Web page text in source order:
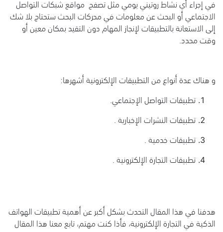
في إجراء أي نشاط روتيني يومي مثل تصفح مواقع شبكات التواصل
الاجتماعي أو البحث عن معلومات في محركات البحث ستحتاج بلا شك
إلى الاستعانة بالتطبيقات لإنجاز المهام دون التقيد بمكان معين أو
وقت محدد.
و هناك عدة أنواع من التطبيقات الإلكترونية أشهرها:
تطبيقات التواصل الإجتماعي.
تطبيقات النشرات الإخبارية .
تطبيقات خدمية .
تطبيقات التجارة الإلكترونية .
هدفنا في هذا المقال التحدث بشكل أكبر عن أهمية تطبيقات الهواتف
الذكية في التجارة الإلكترونية، فأذا كنت مهتم، تابع معنا هذا المقال